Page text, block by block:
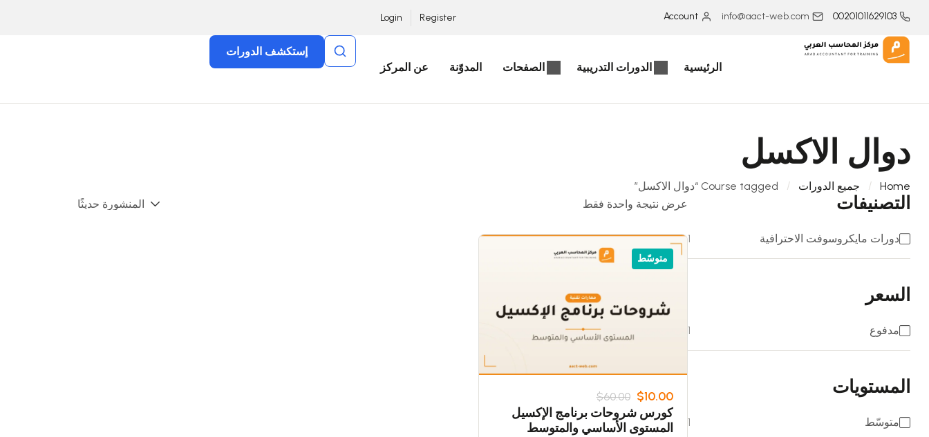
00201011629103
info@aact-web.com
Account
Register
Login
الرئيسية الدورات التدريبية الصفحات المدوّنة عن المركز
إستكشف الدورات
دوال الاكسل
Home جميع الدورات Course tagged “دوال الاكسل”
التصنيفات
دورات مايكروسوفت الاحترافية 1
السعر
مدفوع 1
المستويات
متوسّط 1
عرض نتيجة واحدة فقط
متوسّط
$60.00 $10.00
كورس شروحات برنامج الإكسيل
المستوى الأساسي والمتوسط